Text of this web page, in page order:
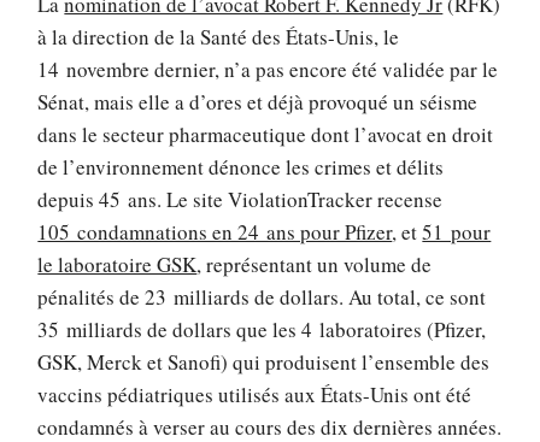
à la direction de la Santé des États-Unis, le
14 novembre dernier, n’a pas encore été validée par le
Sénat, mais elle a d’ores et déjà provoqué un séisme
dans le secteur pharmaceutique dont l’avocat en droit
de l’environnement dénonce les crimes et délits
depuis 45 ans. Le site ViolationTracker recense
105 condamnations en 24 ans pour Pfizer, et51 pour
le laboratoire GSK, représentant un volume de
pénalités de 23 milliards de dollars. Au total, ce sont
35 milliards de dollars que les 4 laboratoires (Pfizer,
GSK, Merck et Sanofi) qui produisent l’ensemble des
vaccins pédiatriques utilisés aux États-Unis ont été
condamnés à verser au cours des dix dernières années.